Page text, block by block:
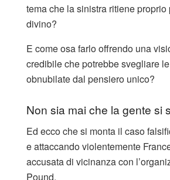
tema che la sinistra ritiene proprio
divino?
E come osa farlo offrendo una
credibile che potrebbe svegliare
obnubilate dal pensiero unico?
Non sia mai che la gente si
Ed ecco che si monta il caso
e attaccando violentemente
accusata di vicinanza con
Pound.